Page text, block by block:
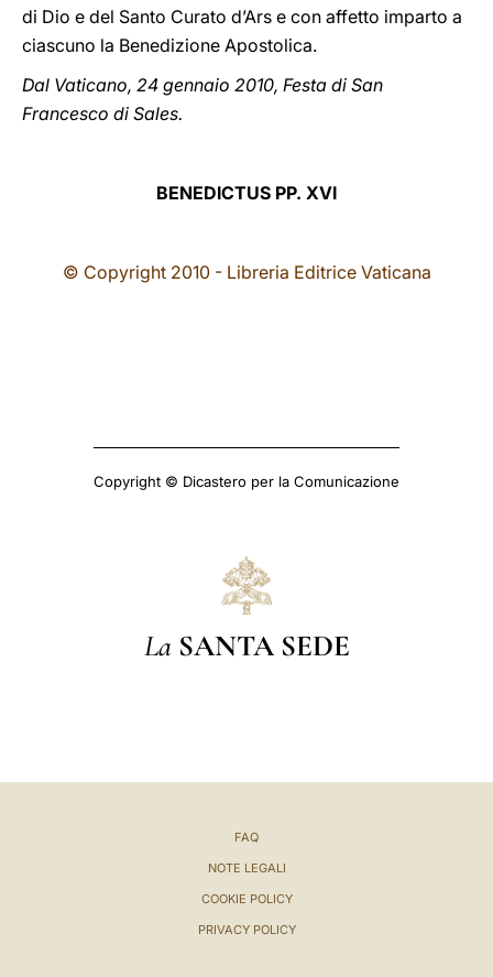
di Dio e del Santo Curato d’Ars e con affetto imparto a
ciascuno la Benedizione Apostolica.
Dal Vaticano, 24 gennaio 2010, Festa di San
Francesco di Sales.
BENEDICTUS PP. XVI
© Copyright 2010 - Libreria Editrice Vaticana
Copyright © Dicastero per la Comunicazione
La SANTA SEDE
FAQ
NOTE LEGALI
COOKIE POLICY
PRIVACY POLICY